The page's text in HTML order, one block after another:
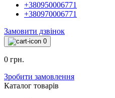
+380950006771
+380970006771
Замовити дзвінок
0
0 грн.
Зробити замовлення
Каталог товарiв